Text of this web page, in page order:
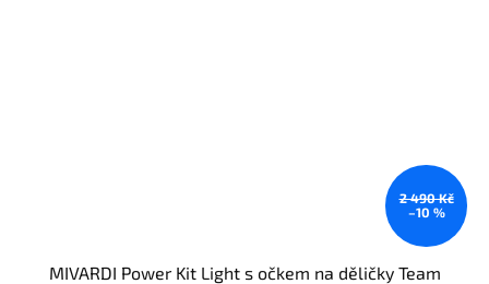
2 490 Kč
–10 %
MIVARDI Power Kit Light s očkem na děličky Team